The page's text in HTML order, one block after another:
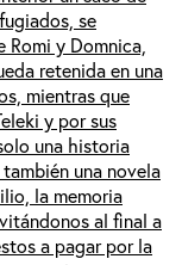
se
y Domnica,
retenida en una
mientras que
y por sus
una historia
una novela
la memoria
al final a
a pagar por la